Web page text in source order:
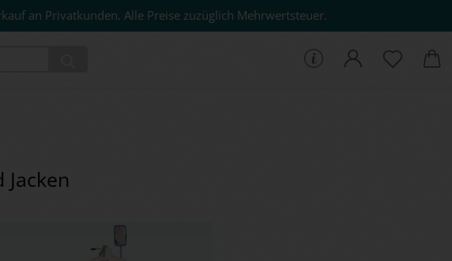
an Privatkunden. Alle Preise zuzüglich Mehrwertsteuer.